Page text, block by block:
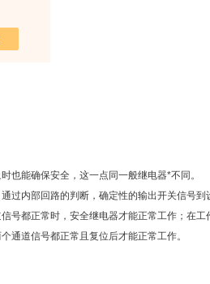
也能确保安全，这一点同一般继电器*不同。
过内部回路的判断，确定性的输出开关信号到
号都正常时，安全继电器才能正常工作；在工
通道信号都正常且复位后才能正常工作。